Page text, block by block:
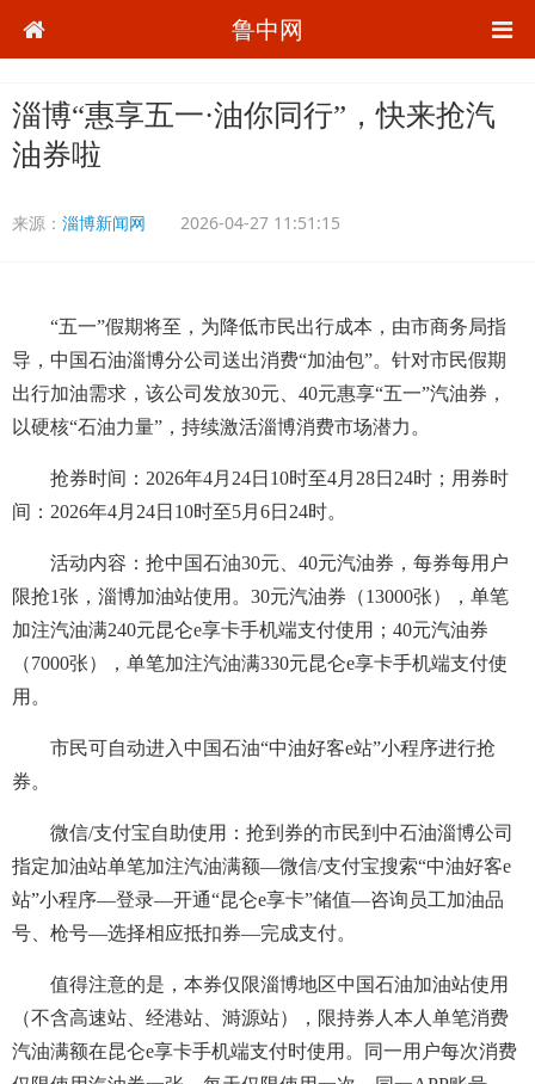
鲁中网
淄博“惠享五一·油你同行”，快来抢汽
油券啦
来源： 淄博新闻网 2026-04-27 11:51:15
“五一”假期将至，为降低市民出行成本，由市商务局指
导，中国石油淄博分公司送出消费“加油包”。针对市民假期
出行加油需求，该公司发放30元、40元惠享“五一”汽油券，
以硬核“石油力量”，持续激活淄博消费市场潜力。
抢券时间：2026年4月24日10时至4月28日24时；用券时
间：2026年4月24日10时至5月6日24时。
活动内容：抢中国石油30元、40元汽油券，每券每用户
限抢1张，淄博加油站使用。30元汽油券（13000张），单笔
加注汽油满240元昆仑e享卡手机端支付使用；40元汽油券
（7000张），单笔加注汽油满330元昆仑e享卡手机端支付使
用。
市民可自动进入中国石油“中油好客e站”小程序进行抢
券。
微信/支付宝自助使用：抢到券的市民到中石油淄博公司
指定加油站单笔加注汽油满额—微信/支付宝搜索“中油好客e
站”小程序—登录—开通“昆仑e享卡”储值—咨询员工加油品
号、枪号—选择相应抵扣券—完成支付。
值得注意的是，本券仅限淄博地区中国石油加油站使用
（不含高速站、经港站、溡源站），限持券人本人单笔消费
汽油满额在昆仑e享卡手机端支付时使用。同一用户每次消费